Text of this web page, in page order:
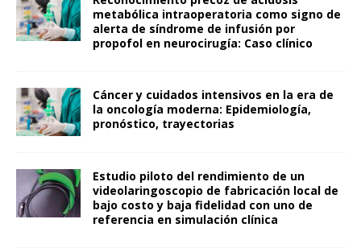
metabólica intraoperatoria como signo de
alerta de síndrome de infusión por
propofol en neurocirugía: Caso clínico
Cáncer y cuidados intensivos en la era de
la oncología moderna: Epidemiología,
pronóstico, trayectorias
Estudio piloto del rendimiento de un
videolaringoscopio de fabricación local de
bajo costo y baja fidelidad con uno de
referencia en simulación clínica